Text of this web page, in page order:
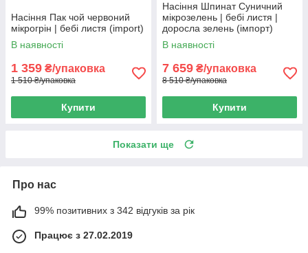
Насіння Пак чой червоний
мікрогрін | бебі листя (import)
В наявності
1 359 ₴/упаковка
1 510 ₴/упаковка
Купити
Насіння Шпинат Суничний
мікрозелень | бебі листя |
доросла зелень (імпорт)
В наявності
7 659 ₴/упаковка
8 510 ₴/упаковка
Купити
Показати ще
Про нас
99% позитивних з 342 відгуків за рік
Працює з 27.02.2019